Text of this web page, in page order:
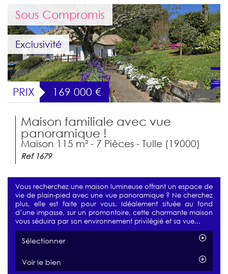
Sous Compromis
Exclusivité
PRIX 169 000 €
Maison familiale avec vue
panoramique !
Maison 115 m² - 7 Pièces - Tulle (19000)
Ref 1679
Vous recherchez une maison lumineuse offrant un espace de
vie de plain-pied avec une vue panoramique ? Ne cherchez
plus, elle est faite pour vous. Idéalement située au fond
d’une impasse, sur un promontoire, cette charmante maison
vous séduira par son environnement privilégié et sa vue...
Sélectionner
Voir le bien